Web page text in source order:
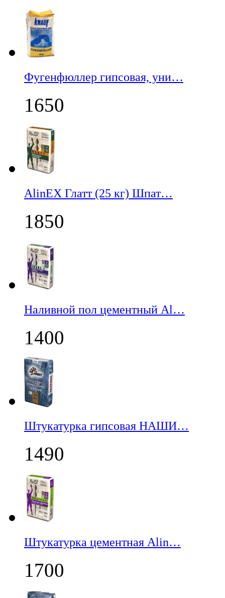
Фугенфюллер гипсовая, уни…
1650
AlinEX Глатт (25 кг) Шпат…
1850
Наливной пол цементный Al…
1400
Штукатурка гипсовая НАШИ…
1490
Штукатурка цементная Alin…
1700